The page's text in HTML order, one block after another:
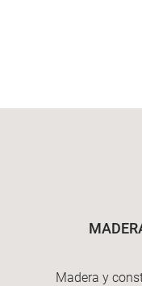
Madera y